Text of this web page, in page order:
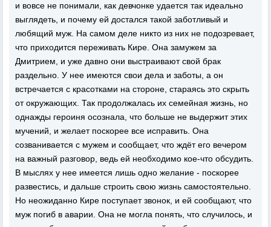
и вовсе не понимали, как девчонке удается так идеально
выглядеть, и почему ей достался такой заботливый и
любящий муж. На самом деле никто из них не подозревает,
что приходится переживать Кире. Она замужем за
Дмитрием, и уже давно они выстраивают свой брак
раздельно. У нее имеются свои дела и заботы, а он
встречается с красотками на стороне, стараясь это скрыть
от окружающих. Так продолжалась их семейная жизнь, но
однажды героиня осознала, что больше не выдержит этих
мучений, и желает поскорее все исправить. Она
созванивается с мужем и сообщает, что ждёт его вечером
на важный разговор, ведь ей необходимо кое-что обсудить.
В мыслях у нее имеется лишь одно желание - поскорее
развестись, и дальше строить свою жизнь самостоятельно.
Но неожиданно Кире поступает звонок, и ей сообщают, что
муж погиб в аварии. Она не могла понять, что случилось, и